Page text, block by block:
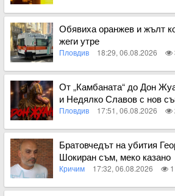
Вижте пълното съдържание
Обявиха оранжев и жълт
жеги утре
Пловдив 18:29, 06.08.2026
Вижте пълното съдържание
От „Камбаната“ до Дон
и Недялко Славов с нов
в Пловдив
Пловдив 17:51, 06.08.2026
Вижте пълното съдържание
Братовчедът на убития
Шокиран съм, меко казано
Кричим 17:32, 06.08.2026
Вижте пълното съдържание